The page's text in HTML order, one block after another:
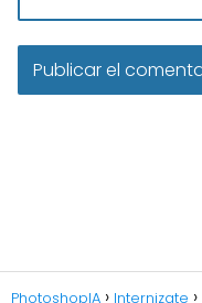
PhotoshopIA Internizate